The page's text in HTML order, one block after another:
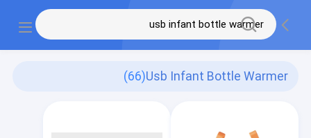
Usb Infant Bottle Warmer
(66)